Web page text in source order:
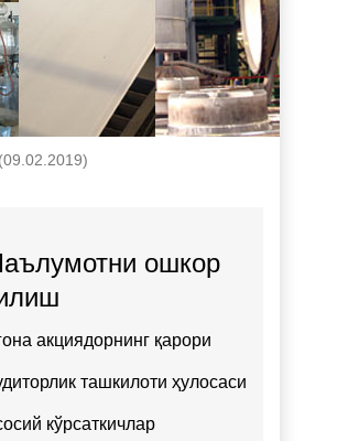
ошкор
акциядорнинг қарори
ташкилоти ҳулосаси
кўрсаткичлар